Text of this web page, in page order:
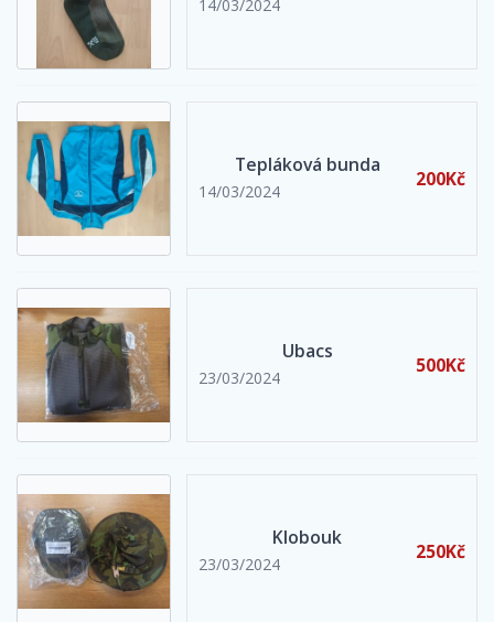
14/03/2024
Tepláková bunda
14/03/2024
200Kč
Ubacs
23/03/2024
500Kč
Klobouk
23/03/2024
250Kč